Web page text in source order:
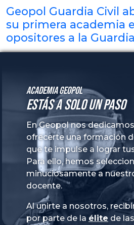
Geopol Guardia Civil
su primera academia
opositores a la
Academia GeoPol
Estás a solo un paso
En Geopol nos
ofrecerte una formación
que te impulse a lograr
Para ello, hemos
minuciosamente a
docente.
Al unirte a nosotros,
por parte de la élite de